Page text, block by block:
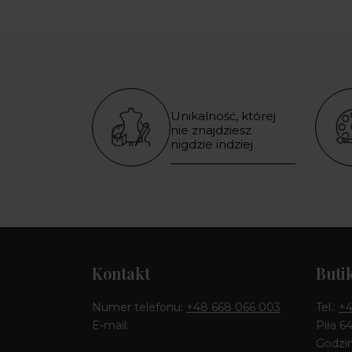
Unikalność, której
nie znajdziesz
nigdzie indziej
Kontakt
Numer telefonu: +48 668 066 003
E-mail:
Tel.:
Piła